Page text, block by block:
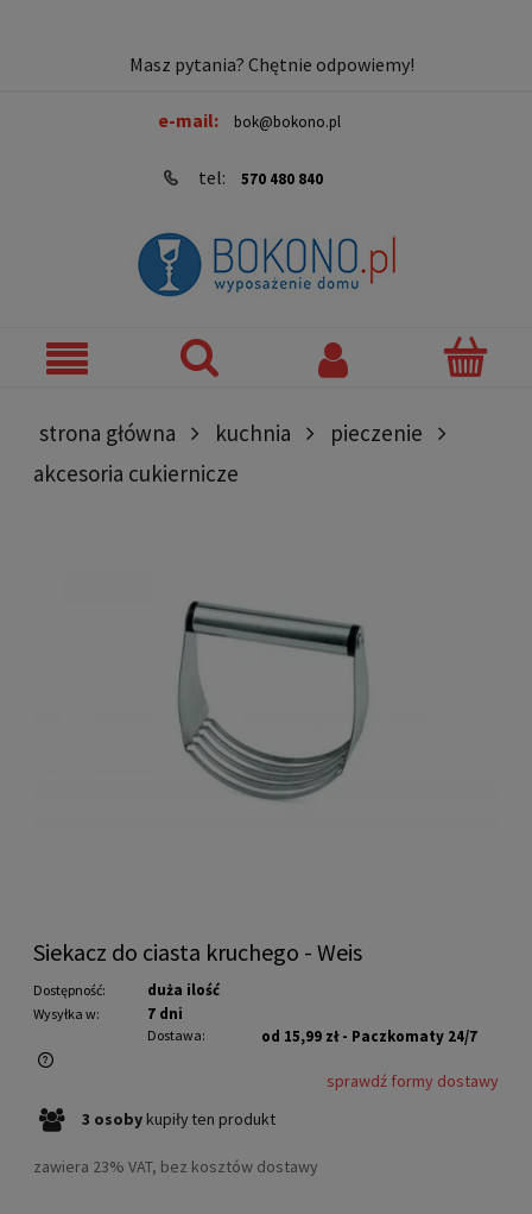
Masz pytania? Chętnie odpowiemy!
e-mail: bok@bokono.pl
tel: 570 480 840
strona główna kuchnia
pieczenie
akcesoria cukiernicze
Siekacz do ciasta kruchego - Weis
Dostępność: duża ilość
Wysyłka w: 7 dni
Dostawa: od 15,99 zł - Paczkomaty 24/7
Cena nie zawiera ewentualnych kosztów płatności
sprawdź formy dostawy
3 osoby kupiły ten produkt
zawiera 23% VAT, bez kosztów dostawy